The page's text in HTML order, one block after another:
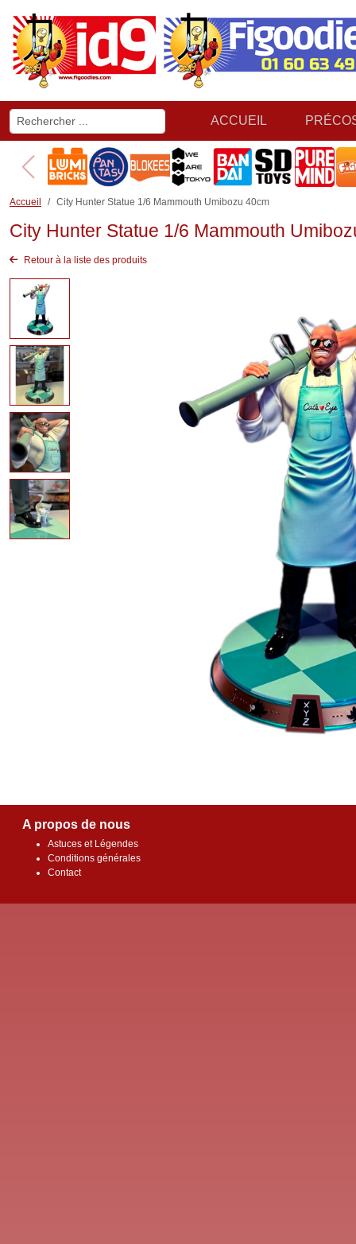
ACCUEIL
Accueil City Hunter Statue 1/6 Mammouth Umibozu 40cm
City Hunter Statue 1/6 Mammouth
Retour à la liste des produits
A propos de nous
Astuces et Légendes
Conditions générales
Contact